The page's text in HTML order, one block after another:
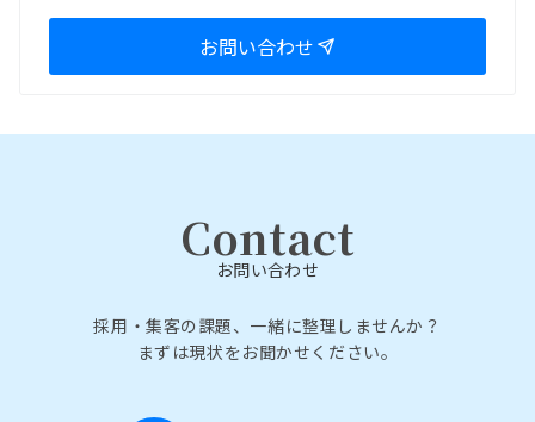
お問い合わせ
Contact
お問い合わせ
採用・集客の課題、一緒に整理しませんか？
まずは現状をお聞かせください。